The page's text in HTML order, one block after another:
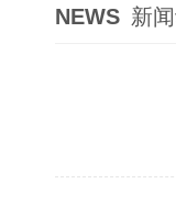
NEWS 新